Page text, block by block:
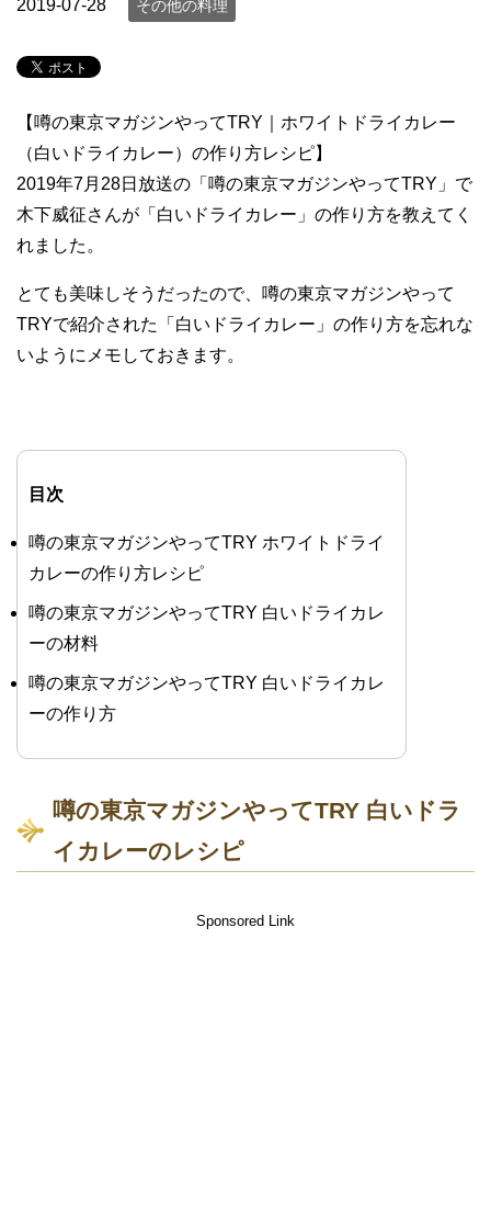
2019-07-28 その他の料理
【噂の東京マガジンやってTRY｜ホワイトドライカレー
（白いドライカレー）の作り方レシピ】
2019年7月28日放送の「噂の東京マガジンやってTRY」で
木下威征さんが「白いドライカレー」の作り方を教えてく
れました。
とても美味しそうだったので、噂の東京マガジンやって
TRYで紹介された「白いドライカレー」の作り方を忘れな
いようにメモしておきます。
目次
噂の東京マガジンやってTRY ホワイトドライ
カレーの作り方レシピ
噂の東京マガジンやってTRY 白いドライカレ
ーの材料
噂の東京マガジンやってTRY 白いドライカレ
ーの作り方
噂の東京マガジンやってTRY 白いドラ
イカレーのレシピ
Sponsored Link